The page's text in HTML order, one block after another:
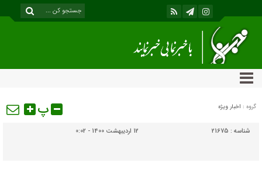
گروه : اخبار ویژه پ
شناسه : 21675 12 اردیبهشت 1400 - 0:02